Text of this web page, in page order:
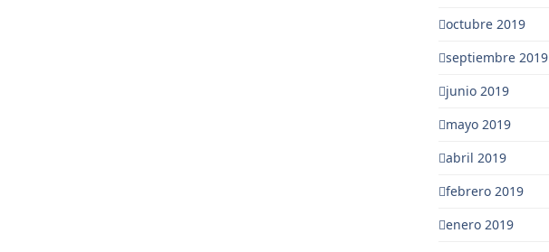
octubre 2019
septiembre 2019
junio 2019
mayo 2019
abril 2019
febrero 2019
enero 2019